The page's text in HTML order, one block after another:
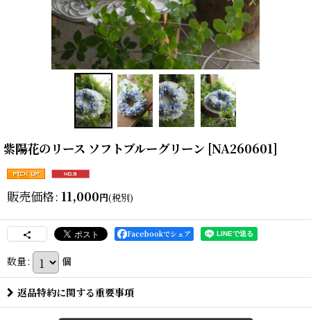
紫陽花のリース ソフトブルーグリーン [NA260601]
販売価格: 11,000円(税別)
Facebookでシェア
数量: 個
返品特約に関する重要事項